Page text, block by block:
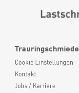
Trauringschmiede
Cookie Einstellungen
Kontakt
Jobs / Karriere